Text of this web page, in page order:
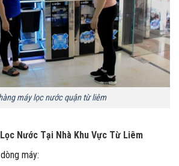
máy lọc nước quận từ liêm
Nước Tại Nhà Khu Vực Từ Liêm
máy: